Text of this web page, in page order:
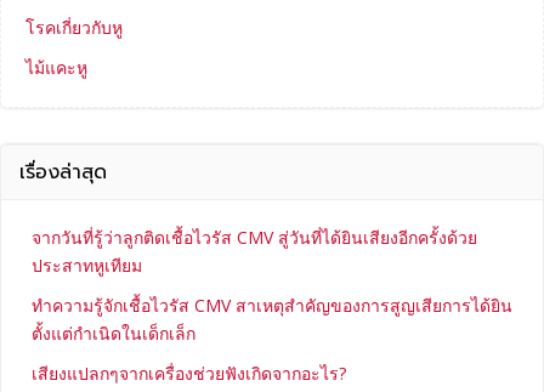
โรคเกี่ยวกับหู
ไม้แคะหู
เรื่องล่าสุด
จากวันที่รู้ว่าลูกติดเชื้อไวรัส CMV สู่วันที่ได้ยินเสียงอีกครั้งด้วย
ประสาทหูเทียม
ทำความรู้จักเชื้อไวรัส CMV สาเหตุสำคัญของการสูญเสียการได้ยิน
ตั้งแต่กำเนิดในเด็กเล็ก
เสียงแปลกๆจากเครื่องช่วยฟังเกิดจากอะไร?